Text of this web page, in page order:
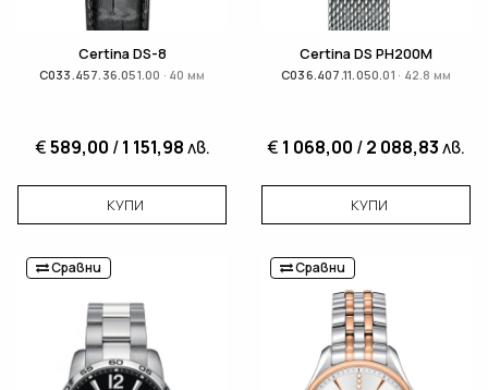
Certina DS-8
C033.457.36.051.00 · 40 мм
€589,00 /1 151,98лв.
КУПИ
Certina DS PH200M
C036.407.11.050.01 · 42.8 мм
€ 1 068,00 /2 088,83лв.
КУПИ
Сравни Сравни